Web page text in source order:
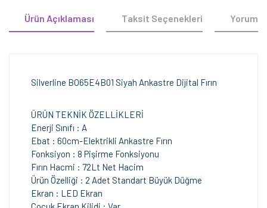
Ürün Açıklaması Taksit Seçenekleri
Silverline BO65E4B01 Siyah Ankastre Dijital Fırın
ÜRÜN TEKNİK ÖZELLİKLERİ
Enerji Sınıfı : A
Ebat : 60cm-Elektrikli Ankastre Fırın
Fonksiyon : 8 Pişirme Fonksiyonu
Fırın Hacmi : 72Lt Net Hacim
Ürün Özelliği : 2 Adet Standart Büyük Düğme
Ekran : LED Ekran